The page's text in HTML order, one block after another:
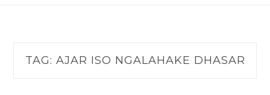
TAG: AJAR ISO NGALAHAKE DHASAR